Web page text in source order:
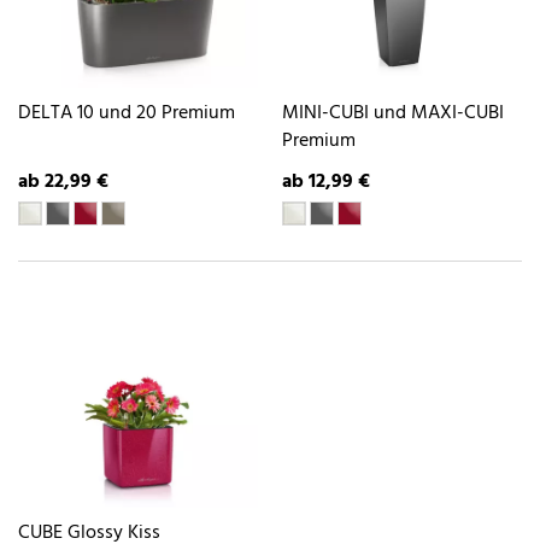
DELTA 10 und 20 Premium
ab 22,99 €
MINI-CUBI und MAXI-CUBI
Premium
ab 12,99 €
CUBE Glossy Kiss